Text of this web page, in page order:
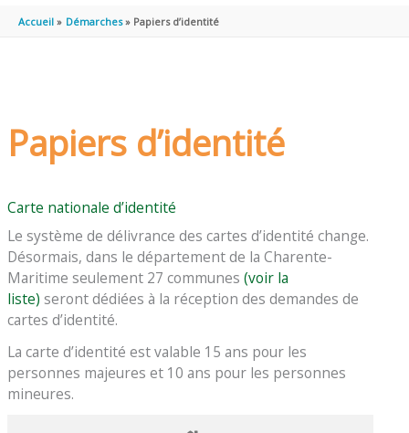
PRINCIPAL
Accueil Démarches Papiers d’identité
Papiers d’identité
Carte nationale d’identité
Le système de délivrance des cartes d’identité change.
Désormais, dans le département de la Charente-
Maritime seulement 27 communes(voir la
liste) seront dédiées à la réception des demandes de
cartes d’identité.
La carte d’identité est valable 15 ans pour les
personnes majeures et 10 ans pour les personnes
mineures.